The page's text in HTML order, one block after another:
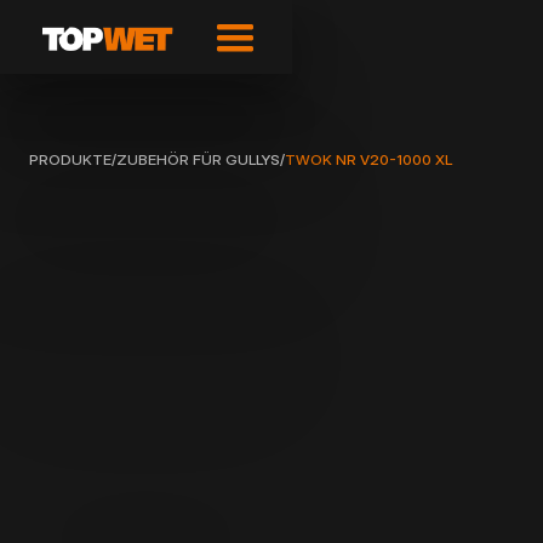
PRODUKTE/ZUBEHÖR FÜR GULLYS/TWOK NR V20-1000 XL